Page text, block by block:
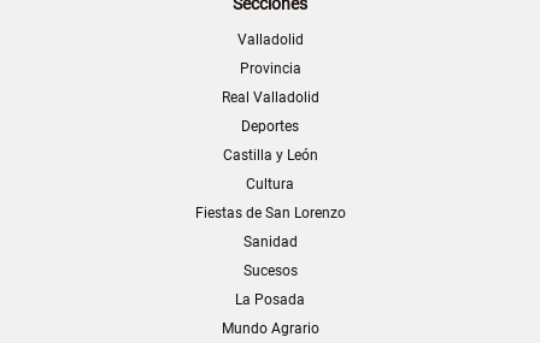
Secciones
Valladolid
Provincia
Real Valladolid
Deportes
Castilla y León
Cultura
Fiestas de San Lorenzo
Sanidad
Sucesos
La Posada
Mundo Agrario